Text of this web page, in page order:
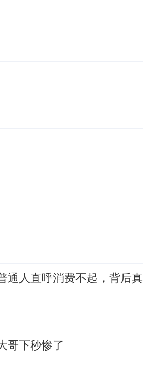
通人直呼消费不起，背后真
哥下秒惨了